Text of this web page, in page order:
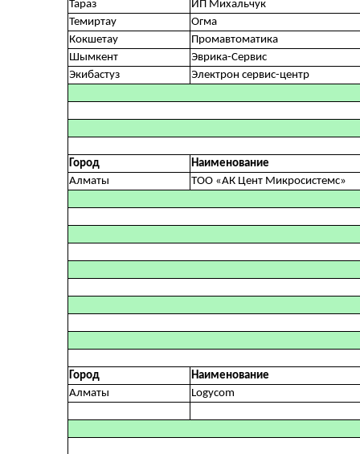
Тараз
ИП Михальчук
Темиртау
Огма
Кокшетау
Промавтоматика
Шымкент
Эврика-Сервис
Экибастуз
Электрон сервис-центр
Город
Наименование
Алматы
ТОО «АК Цент Микросистемc»
Город
Наименование
Алматы
Logycom